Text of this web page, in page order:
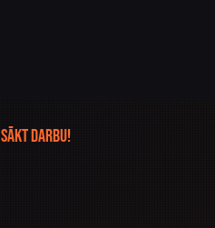
sākt darbu!